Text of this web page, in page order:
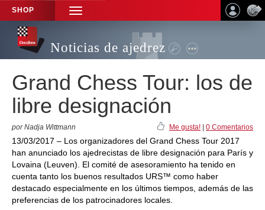
SHOP
TOGGLE
NAVIGATION
Noticias de ajedrez
Grand Chess Tour: los de
libre designación
por Nadja Wittmann Me gusta! 0 Comentarios
13/03/2017 – Los organizadores del Grand Chess Tour 2017
han anunciado los ajedrecistas de libre designación para París y
Lovaina (Leuven). El comité de asesoramiento ha tenido en
cuenta tanto los buenos resultados URS™ como haber
destacado especialmente en los últimos tiempos, además de las
preferencias de los patrocinadores locales.